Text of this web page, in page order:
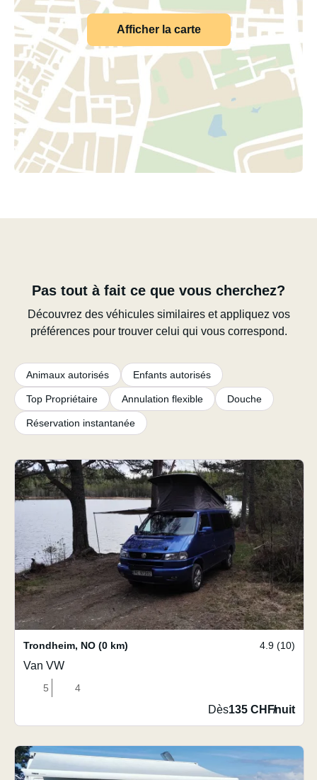
Afficher la carte
Pas tout à fait ce que vous cherchez?
Découvrez des véhicules similaires et appliquez vos
préférences pour trouver celui qui vous correspond.
Animaux autorisés Enfants autorisés
Top Propriétaire Annulation flexible Douche
Réservation instantanée
Trondheim, NO (0 km) 4.9 (10)
Van VW
5 4
Dès135 CHF/nuit